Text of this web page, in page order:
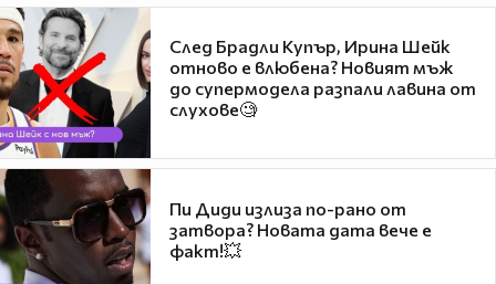
След Брадли Купър, Ирина Шейк
отново е влюбена? Новият мъж
до супермодела разпали лавина от
слухове🧐
Пи Диди излиза по-рано от
затвора? Новата дата вече е
факт!💥